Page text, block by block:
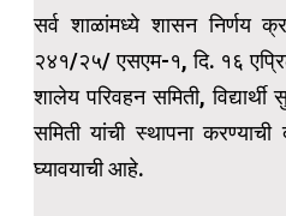
सर्व शाळांमध्ये शासन निर्णय
२४१/२५/ एसएम-१, दि. १६
शालेय परिवहन समिती,
समिती यांची स्थापना करण्याची
घ्यावयाची आहे.